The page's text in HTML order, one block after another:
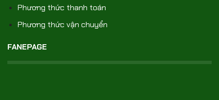
Phương thức thanh toán
Phương thức vận chuyển
FANEPAGE